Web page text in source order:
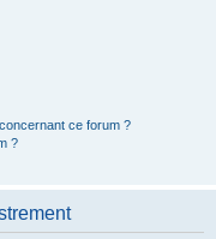
ce forum ?
?